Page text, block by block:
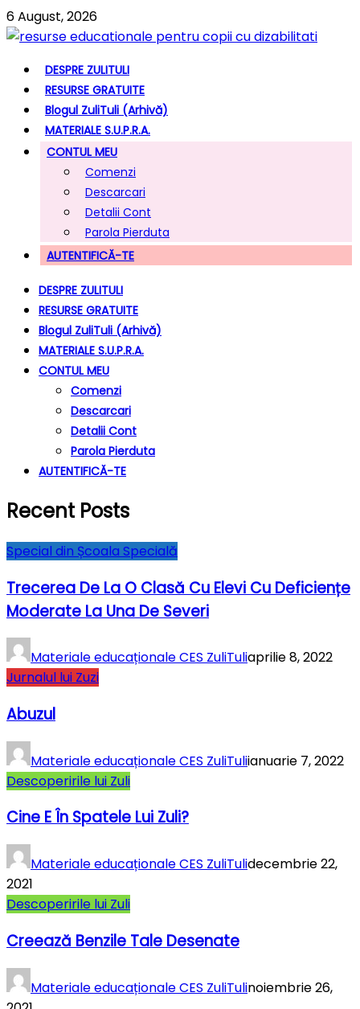
6 August, 2026
DESPRE ZULITULI
RESURSE GRATUITE
Blogul ZuliTuli (arhivă)
MATERIALE S.U.P.R.A.
CONTUL MEU
Comenzi
Descarcari
Detalii Cont
Parola Pierduta
AUTENTIFICĂ-TE
DESPRE ZULITULI
RESURSE GRATUITE
Blogul ZuliTuli (arhivă)
MATERIALE S.U.P.R.A.
CONTUL MEU
Comenzi
Descarcari
Detalii Cont
Parola Pierduta
AUTENTIFICĂ-TE
Recent Posts
Special din Școala Specială
Trecerea De La O Clasă Cu Elevi Cu Deficiențe
Moderate La Una De Severi
Materiale educaționale CES ZuliTuliaprilie 8, 2022
Jurnalul lui Zuzi
Abuzul
Materiale educaționale CES ZuliTuliianuarie 7, 2022
Descoperirile lui Zuli
Cine E În Spatele Lui Zuli?
Materiale educaționale CES ZuliTulidecembrie 22,
2021
Descoperirile lui Zuli
Creează Benzile Tale Desenate
Materiale educaționale CES ZuliTulinoiembrie 26,